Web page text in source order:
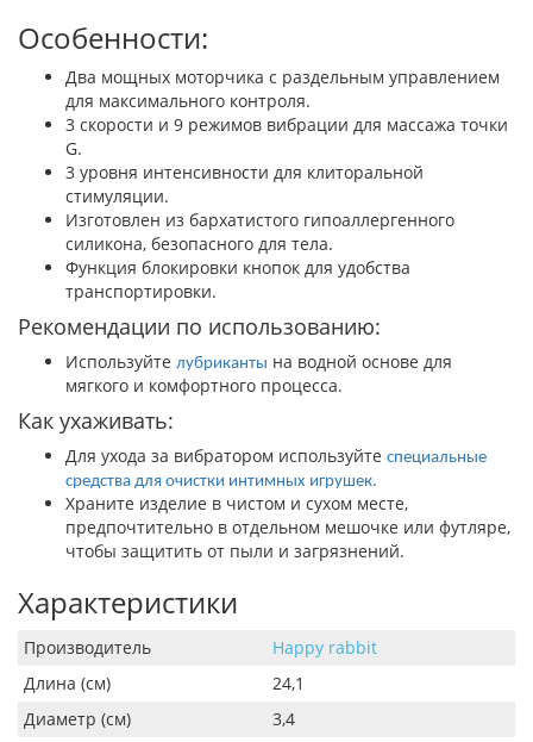
Особенности:
Два мощных моторчика с раздельным управлением
для максимального контроля.
3 скорости и 9 режимов вибрации для массажа точки
G.
3 уровня интенсивности для клиторальной
стимуляции.
Изготовлен из бархатистого гипоаллергенного
силикона, безопасного для тела.
Функция блокировки кнопок для удобства
транспортировки.
Рекомендации по использованию:
Используйте лубриканты на водной основе для
мягкого и комфортного процесса.
Как ухаживать:
Для ухода за вибратором используйте специальные
средства для очистки интимных игрушек.
Храните изделие в чистом и сухом месте,
предпочтительно в отдельном мешочке или футляре,
чтобы защитить от пыли и загрязнений.
Характеристики
Производитель
Happy rabbit
Длина (см)
24,1
Диаметр (см)
3,4